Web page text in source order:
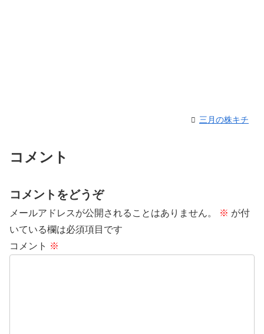
三月の株キチ
コメント
コメントをどうぞ
メールアドレスが公開されることはありません。 ※ が付
いている欄は必須項目です
コメント ※